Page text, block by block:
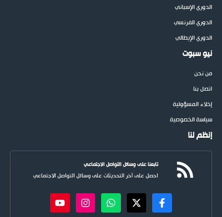
الدوري الإسباني
الدوري الفرنسي
الدوري الإيطالي
نيو سبوت
من نحن
اتصل بنا
إخلاء المسؤولية
سياسة الخصوصية
إنظم لنا
تابعنا على وسائل التواصل الاجتماعي
احصل على آخر التحديثات على وسائل التواصل الاجتماعي